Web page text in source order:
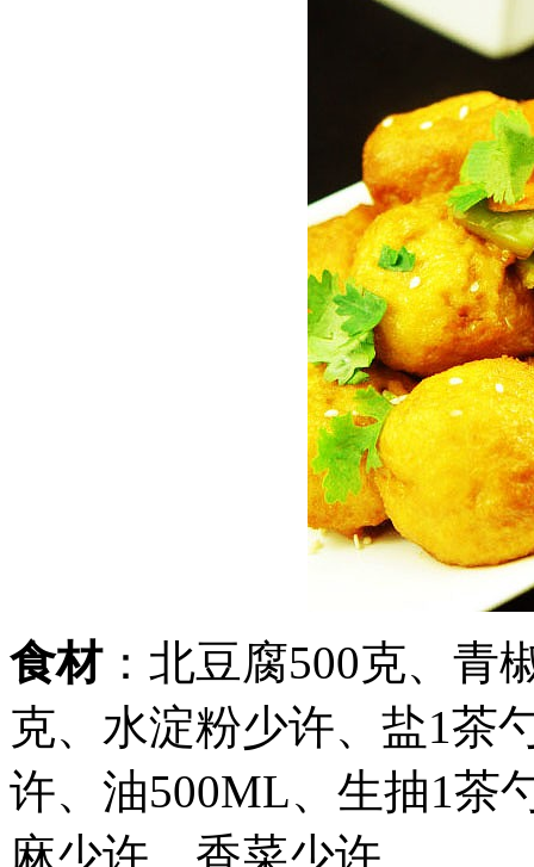
食材：北豆腐500克、青
克、水淀粉少许、盐1茶
许、油500ML、生抽1茶
麻少许、香菜少许